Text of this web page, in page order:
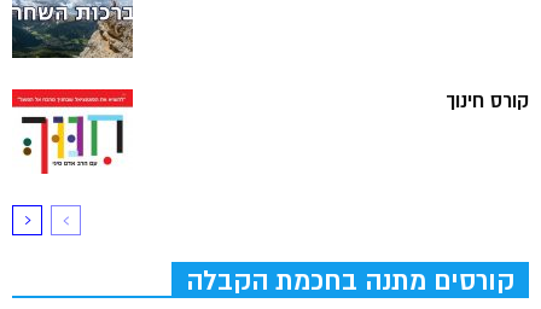
קורס חינוך
קורסים מתנה בחכמת הקבלה